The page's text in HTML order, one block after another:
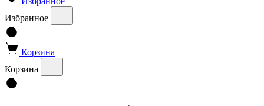
Избранное
Корзина
Корзина